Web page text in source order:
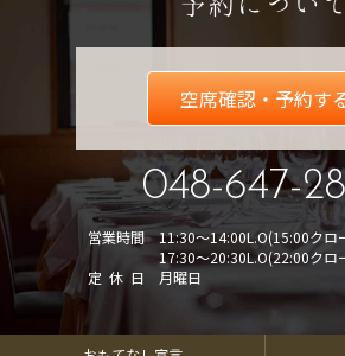
空席確認・予約す
048-647-
営業時間
11:30～14:00L.O(15:00クロ
17:30～20:30L.O(22:00クロ
定休日
月曜日